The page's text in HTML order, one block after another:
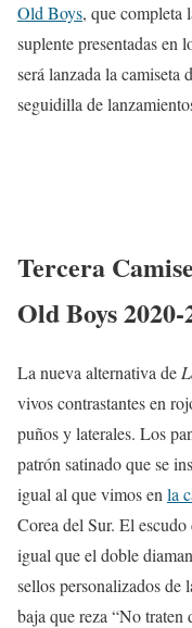
Old Boys, que completa
suplente presentadas en
será lanzada la camiseta
seguidilla de
Tercera
Old Boys 2020-
La nueva alternativa de
vivos contrastantes en
puños y laterales. Los
patrón satinado que se
igual al que vimos en la
Corea del Sur. El
igual que el doble
sellos personalizados de
baja que reza “No